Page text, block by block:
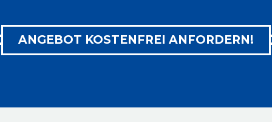
ANGEBOT KOSTENFREI ANFORDERN!